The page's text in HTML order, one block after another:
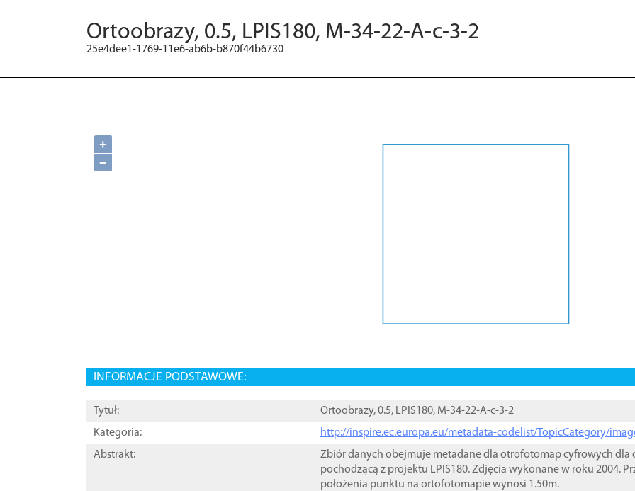
Ortoobrazy, 0.5, LPIS180, M-34-22-A-c-3-2
25e4dee1-1769-11e6-ab6b-b870f44b6730
+
−
INFORMACJE PODSTAWOWE:
Tytuł:
Ortoobrazy, 0.5, LPIS180, M-34-22-A-c-3-2
Kategoria:
http://inspire.ec.europa.eu/metadata-codelist/TopicCategory/
Abstrakt:
Zbiór danych obejmuje metadane dla otrofotomap cyfrowych dla
pochodzącą z projektu LPIS180. Zdjęcia wykonane w roku 2004.
położenia punktu na ortofotomapie wynosi 1.50m.